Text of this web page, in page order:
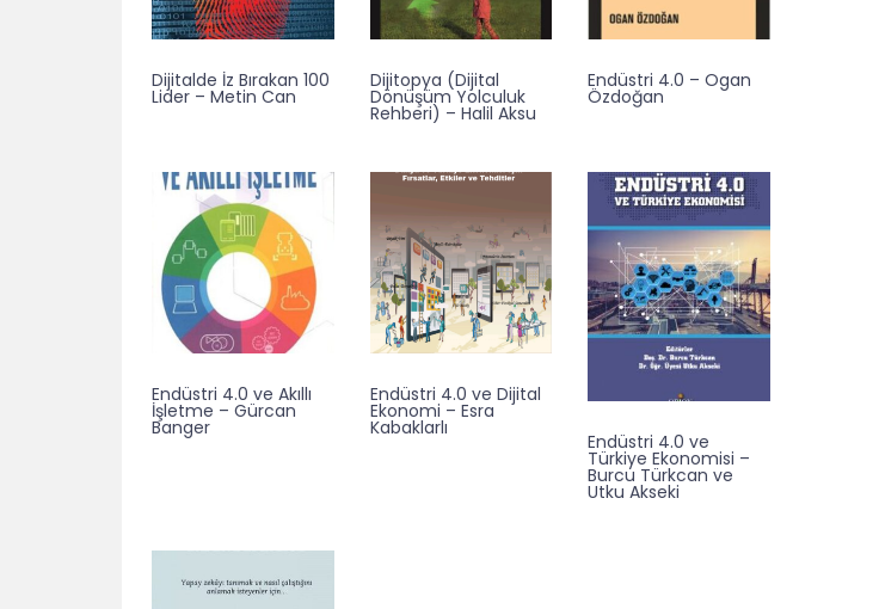
Dijitalde İz Bırakan 100
Lider – Metin Can
Dijitopya (Dijital
Dönüşüm Yolculuk
Rehberi) – Halil Aksu
Endüstri 4.0 – Ogan
Özdoğan
Endüstri 4.0 ve Akıllı
İşletme – Gürcan
Banger
Endüstri 4.0 ve Dijital
Ekonomi – Esra
Kabaklarlı
Endüstri 4.0 ve
Türkiye Ekonomisi –
Burcu Türkcan ve
Utku Akseki